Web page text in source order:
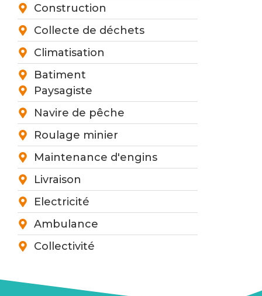
Construction
Collecte de déchets
Climatisation
Batiment
Paysagiste
Navire de pêche
Roulage minier
Maintenance d'engins
Livraison
Electricité
Ambulance
Collectivité